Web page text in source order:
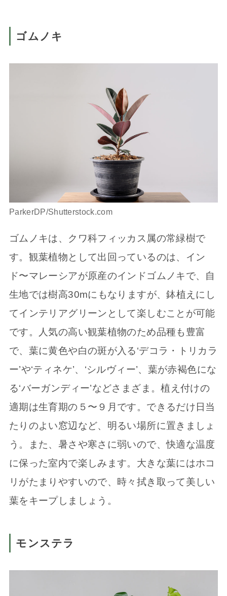
ゴムノキ
ParkerDP/Shutterstock.com
ゴムノキは、クワ科フィッカス属の常緑樹で
す。観葉植物として出回っているのは、イン
ド〜マレーシアが原産のインドゴムノキで、自
生地では樹高30mにもなりますが、鉢植えにし
てインテリアグリーンとして楽しむことが可能
です。人気の高い観葉植物のため品種も豊富
で、葉に黄色や白の斑が入る‘デコラ・トリカラ
ー’や‘ティネケ’、‘シルヴィー’、葉が赤褐色にな
る‘バーガンディー’などさまざま。植え付けの
適期は生育期の５〜９月です。できるだけ日当
たりのよい窓辺など、明るい場所に置きましょ
う。また、暑さや寒さに弱いので、快適な温度
に保った室内で楽しみます。大きな葉にはホコ
リがたまりやすいので、時々拭き取って美しい
葉をキープしましょう。
モンステラ